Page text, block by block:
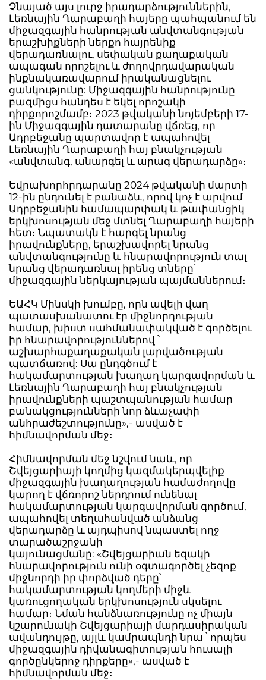
Չնայած այս լուրջ իրադարձություններին,
Լեռնային Ղարաբաղի հայերը պահպանում են
միջազգային հանրության անվտանգության
երաշխիքների ներքո հայրենիք
վերադառնալու, սեփական քաղաքական
ապագան որոշելու և ժողովրդավարական
ինքնակառավարում իրականացնելու
ցանկությունը: Միջազգային հանրությունը
բազմիցս հանդես է եկել որոշակի
դիրքորոշմամբ։ 2023 թվականի նոյեմբերի 17-
ին Միջազգային դատարանը վճռեց, որ
Ադրբեջանը պարտավոր է ապահովել
Լեռնային Ղարաբաղի հայ բնակչության
«անվտանգ, անարգել և արագ վերադարձը»։
Եվրախորհրդարանը 2024 թվականի մարտի
12-ին ընդունել է բանաձև, որով կոչ է արվում
Ադրբեջանին համապարփակ և թափանցիկ
երկխոսության մեջ մտնել Ղարաբաղի հայերի
հետ։ Նպատակն է հարգել նրանց
իրավունքները, երաշխավորել նրանց
անվտանգությունը և հնարավորություն տալ
նրանց վերադառնալ իրենց տները՝
միջազգային ներկայության պայմաններում։
ԵԱՀԿ Մինսկի խումբը, որն ավելի վաղ
պատասխանատու էր միջնորդության
համար, խիստ սահմանափակված է գործելու
իր հնարավորություններով ՝
աշխարհաքաղաքական լարվածության
պատճառով: Սա ընդգծում է
հակամարտության խաղաղ կարգավորման և
Լեռնային Ղարաբաղի հայ բնակչության
իրավունքների պաշտպանության համար
բանակցությունների նոր ձևաչափի
անհրաժեշտությունը»,- ասված է
հիմնավորման մեջ։
Հիմնավորման մեջ նշվում նաև, որ
Շվեյցարիայի կողմից կազմակերպվելիք
միջազգային խաղաղության համաժողովը
կարող է վճռորոշ ներդրում ունենալ
հակամարտության կարգավորման գործում,
ապահովել տեղահանված անձանց
վերադարձը և այդպիսով նպաստել ողջ
տարածաշրջանի
կայունացմանը: «Շվեյցարիան եզակի
հնարավորություն ունի օգտագործել չեզոք
միջնորդի իր փորձված դերը՝
հակամարտության կողմերի միջև
կառուցողական երկխոսություն սկսելու
համար։ Նման հանձնառությունը ոչ միայն
կշարունակի Շվեյցարիայի մարդասիրական
ավանդույթը, այլև կամրապնդի նրա ՝ որպես
միջազգային դիվանագիտության հուսալի
գործընկերոջ դիրքերը»,- ասված է
հիմնավորման մեջ։